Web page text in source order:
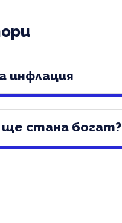
инфлация
ще стана богат?